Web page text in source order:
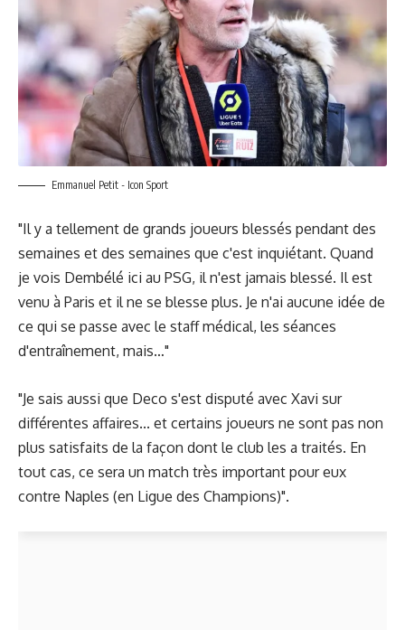
Emmanuel Petit - Icon Sport
"Il y a tellement de grands joueurs blessés pendant des
semaines et des semaines que c'est inquiétant. Quand
je vois Dembélé ici au PSG, il n'est jamais blessé. Il est
venu à Paris et il ne se blesse plus. Je n'ai aucune idée de
ce qui se passe avec le staff médical, les séances
d'entraînement, mais…"
"Je sais aussi que Deco s'est disputé avec Xavi sur
différentes affaires... et certains joueurs ne sont pas non
plus satisfaits de la façon dont le club les a traités. En
tout cas, ce sera un match très important pour eux
contre Naples (en Ligue des Champions)".